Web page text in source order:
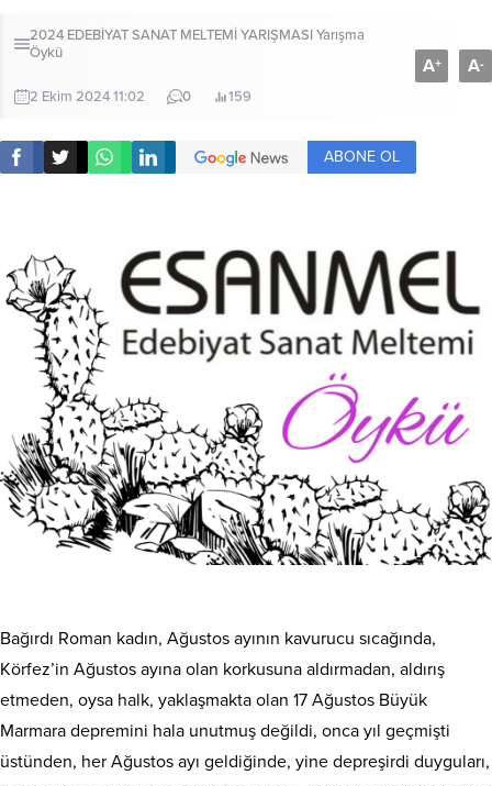
2024 EDEBİYAT SANAT MELTEMİ YARIŞMASIYarışma
Öykü
2 Ekim 2024 11:02 0 159
A+ A-
ABONE OL
Bağırdı Roman kadın, Ağustos ayının kavurucu sıcağında,
Körfez’in Ağustos ayına olan korkusuna aldırmadan, aldırış
etmeden, oysa halk, yaklaşmakta olan 17 Ağustos Büyük
Marmara depremini hala unutmuş değildi, onca yıl geçmişti
üstünden, her Ağustos ayı geldiğinde, yine depreşirdi duyguları,